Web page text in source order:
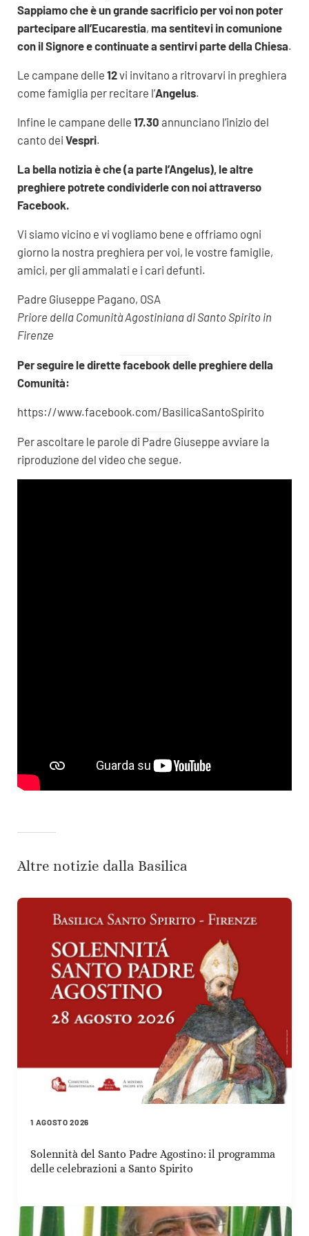
Sappiamo che è un grande sacrificio per voi non poter
partecipare all’Eucarestia, ma sentitevi in comunione
con il Signore e continuate a sentirvi parte della Chiesa.
Le campane delle 12vi invitano a ritrovarvi in preghiera
come famiglia per recitare l’Angelus.
Infine le campane delle 17.30 annunciano l’inizio del
canto dei Vespri.
La bella notizia è che (a parte l’Angelus), le altre
preghiere potrete condividerle con noi attraverso
Facebook.
Vi siamo vicino e vi vogliamo bene e offriamo ogni
giorno la nostra preghiera per voi, le vostre famiglie,
amici, per gli ammalati e i cari defunti.
Padre Giuseppe Pagano, OSA
Priore della Comunità Agostiniana di Santo Spirito in
Firenze
Per seguire le dirette facebook delle preghiere della
Comunità:
https://www.facebook.com/BasilicaSantoSpirito
Per ascoltare le parole di Padre Giuseppe avviare la
riproduzione del video che segue.
Altre notizie dalla Basilica
1 AGOSTO 2026
Solennità del Santo Padre Agostino: il programma
delle celebrazioni a Santo Spirito